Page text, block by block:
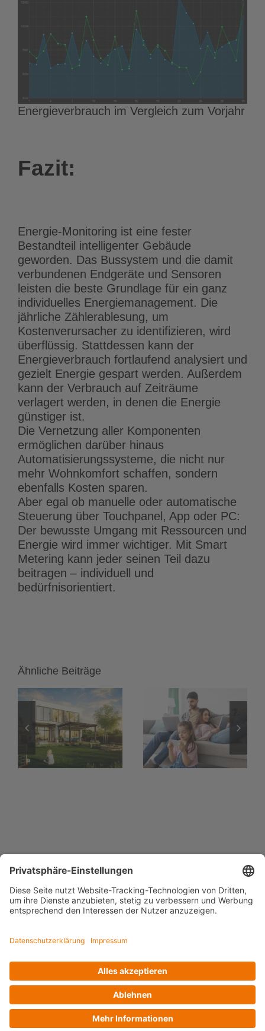
Energieverbrauch im Vergleich zum Vorjahr
Fazit:
Energie-Monitoring ist eine fester
Bestandteil intelligenter Gebäude
geworden. Das Bussystem und die damit
verbundenen Endgeräte und Sensoren
leisten die beste Grundlage für ein ganz
individuelles Energiemanagement. Die
jährliche Zählerablesung, um
Kostenverursacher zu identifizieren, wird
überflüssig. Stattdessen kann der
Energieverbrauch fortlaufend analysiert und
gezielt Energie gespart werden. Außerdem
kann der Verbrauch auf Zeiträume
verlagert werden, in denen die Energie
günstiger ist.
Die Vernetzung aller Komponenten
ermöglichen darüber hinaus
Automatisierungssysteme, die nicht nur
mehr Wohnkomfort schaffen, sondern
ebenfalls Kosten sparen.
Aber egal ob manuelle oder automatische
Steuerung über Touchpanel, App oder PC:
Der bewusste Umgang mit Ressourcen und
Energie wird immer wichtiger. Mit Smart
Metering kann jeder seinen Teil dazu
beitragen – individuell und
bedürfnisorientiert.
Ähnliche Beiträge
Heimnetzwerk
einrichten:
Das
unsichtbare
Fundament
für dein KNX
und LED-
Spots:
Flimmerfreies
Dimmen mit
24-Volt-
Voltus GmbH
Loog 7, 23611 Bad Schwartau
Telefon: +49 (0) 451 989 03-0
www.voltus.de
Impressum|Datenschutzerklärung
FacebookInstagramYouTube